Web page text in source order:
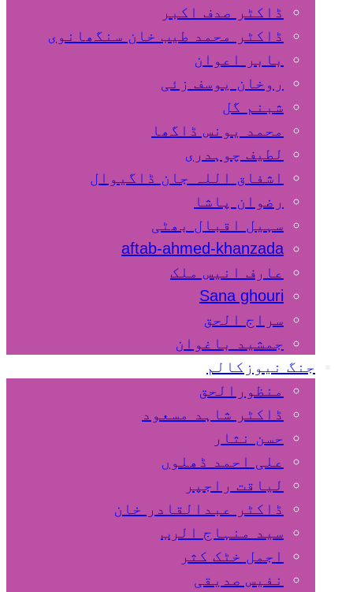
ڈاکٹر صدف اکبر
ڈاکٹر محمد طیب خان سنگھانوی
بابر اعوان
روخان یوسف زئی
شبنم گل
محمد یونس ڈاگھا
لطیف چوہدری
اشفاق اللہ جان ڈاگیوال
رضوان پاشا
سہیل اقبال بھٹی
aftab-ahmed-khanzada
عارف انیس ملک
Sana ghouri
سراج الحق
جمشید باغوان
جنگ نیوزکالم
منظورالحق
ڈاکٹر شاہد مسعود
حسن نثار
علی احمد ڈھلوں
لیاقت راجپر
ڈاکٹر عبدالقادر خان
سید منہاج الرب
اجمل خٹک کثر
نفیس صدیقی